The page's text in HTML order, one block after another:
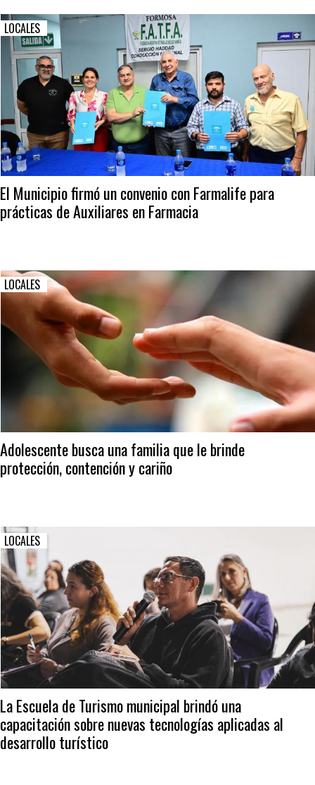
LOCALES
El Municipio firmó un convenio con Farmalife para
prácticas de Auxiliares en Farmacia
LOCALES
Adolescente busca una familia que le brinde
protección, contención y cariño
LOCALES
La Escuela de Turismo municipal brindó una
capacitación sobre nuevas tecnologías aplicadas al
desarrollo turístico